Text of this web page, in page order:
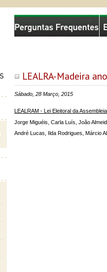
LEALRA-Madeira
Sábado, 28 Março, 2015
LEALRAM - Lei Eleitoral da
Jorge Miguéis, Carla Luís, João
André Lucas, Ilda Rodrigues, Márcio
Comissão Nacional de Eleições